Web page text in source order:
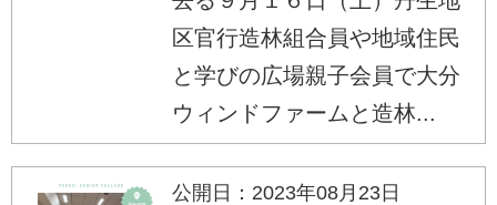
区官行造林組合員や地域住民
と学びの広場親子会員で大分
ウィンドファームと造林...
公開日：2023年08月23日